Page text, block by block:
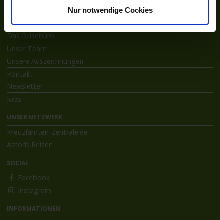
Nur notwendige Cookies
ÜBER ASTORIA
Das Reisebüro
Unser Team
Unsere Auszeichnungen
Kontakt
Newsletter
Jobs
UNSER NETZWERK
Kreuzfahrten-Zentrale.de
Astoria.Reisen
SOCIAL
Facebook
Instagram
INFORMATIONEN